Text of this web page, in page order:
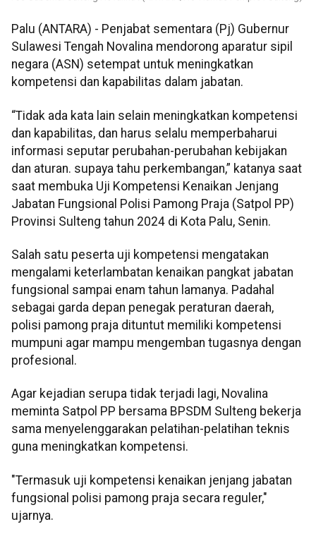
Palu (ANTARA) - Penjabat sementara (Pj) Gubernur
Sulawesi Tengah Novalina mendorong aparatur sipil
negara (ASN) setempat untuk meningkatkan
kompetensi dan kapabilitas dalam jabatan.
“Tidak ada kata lain selain meningkatkan kompetensi
dan kapabilitas, dan harus selalu memperbaharui
informasi seputar perubahan-perubahan kebijakan
dan aturan. supaya tahu perkembangan,” katanya saat
saat membuka Uji Kompetensi Kenaikan Jenjang
Jabatan Fungsional Polisi Pamong Praja (Satpol PP)
Provinsi Sulteng tahun 2024 di Kota Palu, Senin.
Salah satu peserta uji kompetensi mengatakan
mengalami keterlambatan kenaikan pangkat jabatan
fungsional sampai enam tahun lamanya. Padahal
sebagai garda depan penegak peraturan daerah,
polisi pamong praja dituntut memiliki kompetensi
mumpuni agar mampu mengemban tugasnya dengan
profesional.
Agar kejadian serupa tidak terjadi lagi, Novalina
meminta Satpol PP bersama BPSDM Sulteng bekerja
sama menyelenggarakan pelatihan-pelatihan teknis
guna meningkatkan kompetensi.
"Termasuk uji kompetensi kenaikan jenjang jabatan
fungsional polisi pamong praja secara reguler,"
ujarnya.